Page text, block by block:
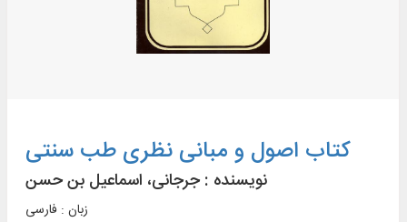
کتاب اصول و مبانی نظری طب سنتی
نویسنده : جرجانی، اسماعیل بن حسن
زبان : فارسی